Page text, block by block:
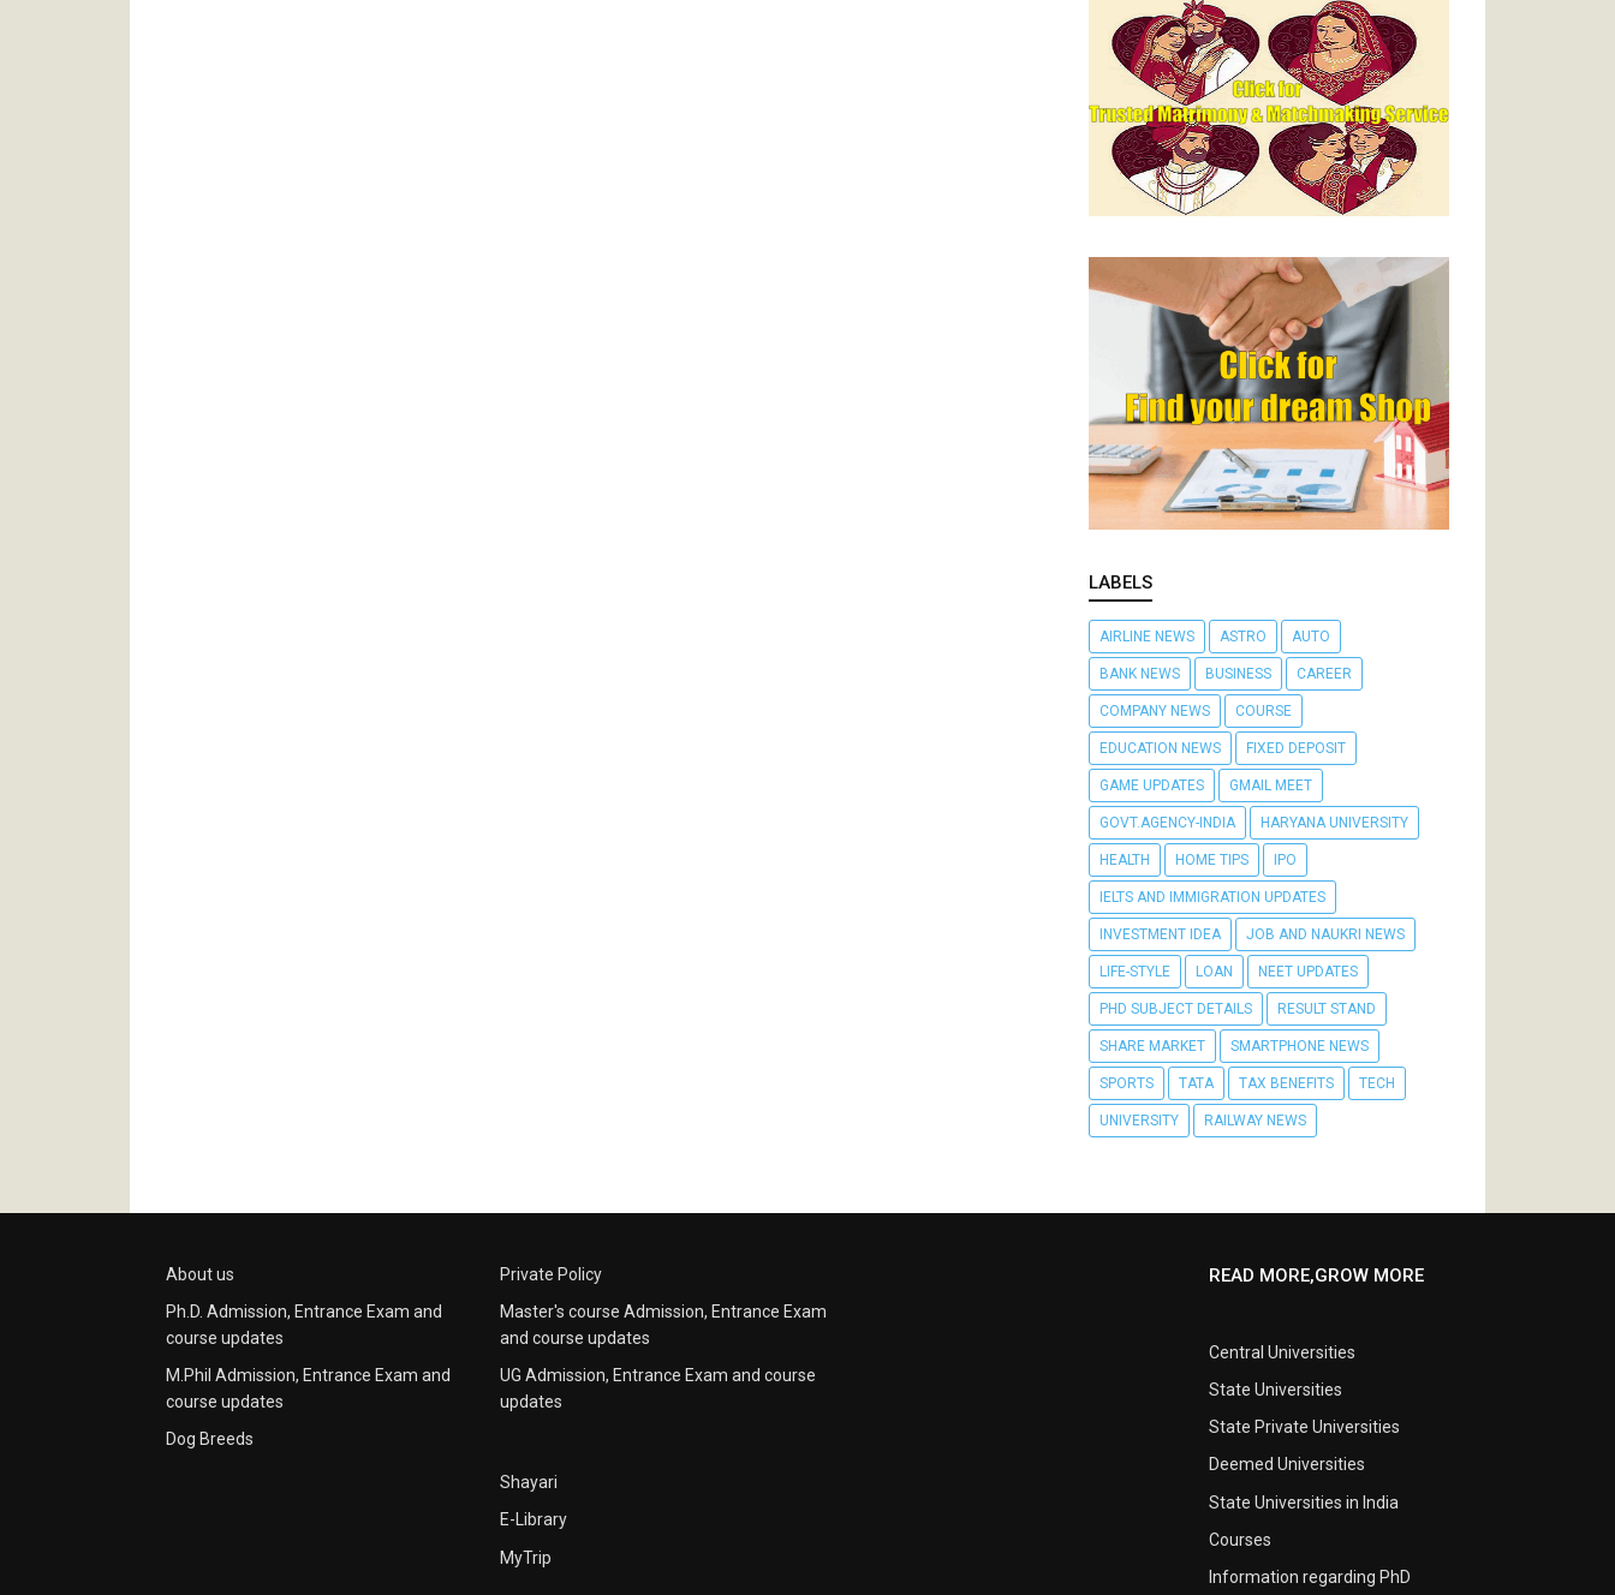
LABELS
AIRLINE NEWS ASTRO AUTO
BANK NEWS BUSINESS CAREER
COMPANY NEWS COURSE
EDUCATION NEWS FIXED DEPOSIT
GAME UPDATES GMAIL MEET
GOVT.AGENCY-INDIA HARYANA UNIVERSITY
HEALTH HOME TIPS IPO
IELTS AND IMMIGRATION UPDATES
INVESTMENT IDEA JOB AND NAUKRI NEWS
LIFE-STYLE LOAN NEET UPDATES
PHD SUBJECT DETAILS RESULT STAND
SHARE MARKET SMARTPHONE NEWS
SPORTS TATA TAX BENEFITS TECH
UNIVERSITY RAILWAY NEWS
About us
Ph.D. Admission, Entrance Exam and
course updates
M.Phil Admission, Entrance Exam and
course updates
Dog Breeds
Private Policy
Master's course Admission, Entrance Exam
and course updates
UG Admission, Entrance Exam and course
updates
Shayari
E-Library
MyTrip
READ MORE,GROW MORE
Central Universities
State Universities
State Private Universities
Deemed Universities
State Universities in India
Courses
Information regarding PhD